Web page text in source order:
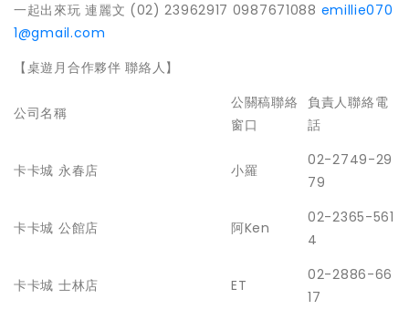
一起出來玩 連麗文 (02) 23962917 0987671088 emillie070
1@gmail.com
【桌遊月合作夥伴 聯絡人】
公司名稱
公關稿聯絡
窗口
負責人聯絡電
話
卡卡城 永春店 小羅
02-2749-29
79
卡卡城 公館店 阿Ken
02-2365-561
4
卡卡城 士林店 ET
02-2886-66
17